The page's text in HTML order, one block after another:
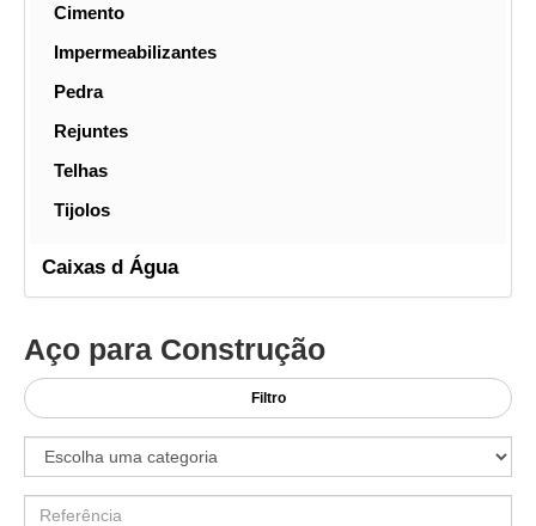
Cimento
Impermeabilizantes
Pedra
Rejuntes
Telhas
Tijolos
Caixas d Água
Aço para Construção
Filtro